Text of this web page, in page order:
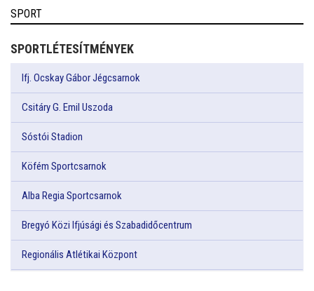
SPORT
SPORTLÉTESÍTMÉNYEK
Ifj. Ocskay Gábor Jégcsarnok
Csitáry G. Emil Uszoda
Sóstói Stadion
Köfém Sportcsarnok
Alba Regia Sportcsarnok
Bregyó Közi Ifjúsági és Szabadidőcentrum
Regionális Atlétikai Központ